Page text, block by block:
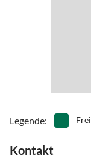
Legende: Frei
Kontakt